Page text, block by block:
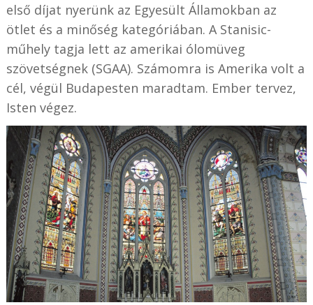
első díjat nyerünk az Egyesült Államokban az
ötlet és a minőség kategóriában. A Stanisic-
műhely tagja lett az amerikai ólomüveg
szövetségnek (SGAA). Számomra is Amerika volt a
cél, végül Budapesten maradtam. Ember tervez,
Isten végez.